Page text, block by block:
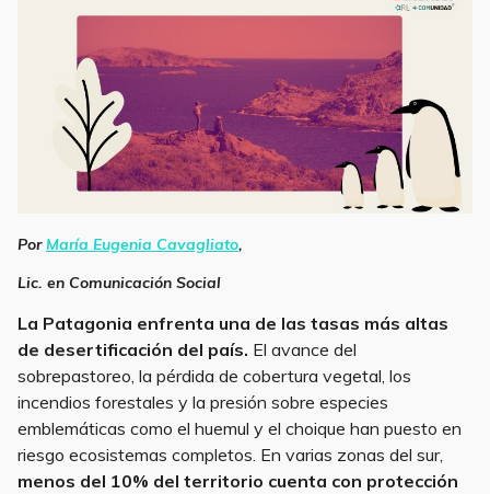
b
o
o
te
r
l
s
A
p
p
e
PorMaría Eugenia Cavagliato,
Lic. en Comunicación Social
La Patagonia enfrenta una de las tasas más altas
de desertificación del país. El avance del
sobrepastoreo, la pérdida de cobertura vegetal, los
incendios forestales y la presión sobre especies
emblemáticas como el huemul y el choique han puesto en
riesgo ecosistemas completos. En varias zonas del sur,
menos del 10% del territorio cuenta con protección